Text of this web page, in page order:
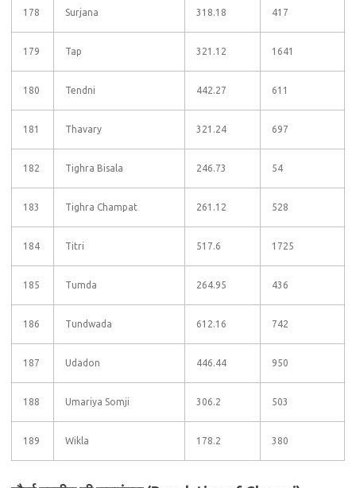
178 Surjana 318.18 417
179 Tap 321.12 1641
180 Tendni 442.27 611
181 Thavary 321.24 697
182 Tighra Bisala 246.73 54
183 Tighra Champat 261.12 528
184 Titri 517.6 1725
185 Tumda 264.95 436
186 Tundwada 612.16 742
187 Udadon 446.44 950
188 Umariya Somji 306.2 503
189 Wikla 178.2 380